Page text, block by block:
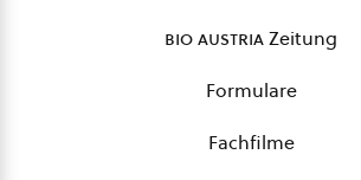
bio austriaZeitung
Formulare
Fachfilme